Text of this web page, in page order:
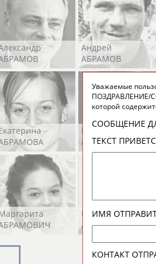
Андрей
АБРАМОВ
Екатерина
АБРАМОВА
Иракли
АБРАМЯН
Уважаемые
ПОЗДРАВЛЕНИЕ/
которой
СООБЩЕНИЕ
ТЕКСТ
ИМЯ
КОНТАКТ